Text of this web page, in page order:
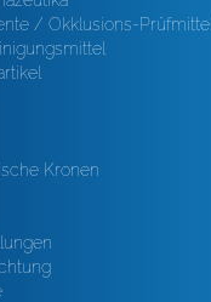
/ Okklusions-Prüfmittel
Kronen